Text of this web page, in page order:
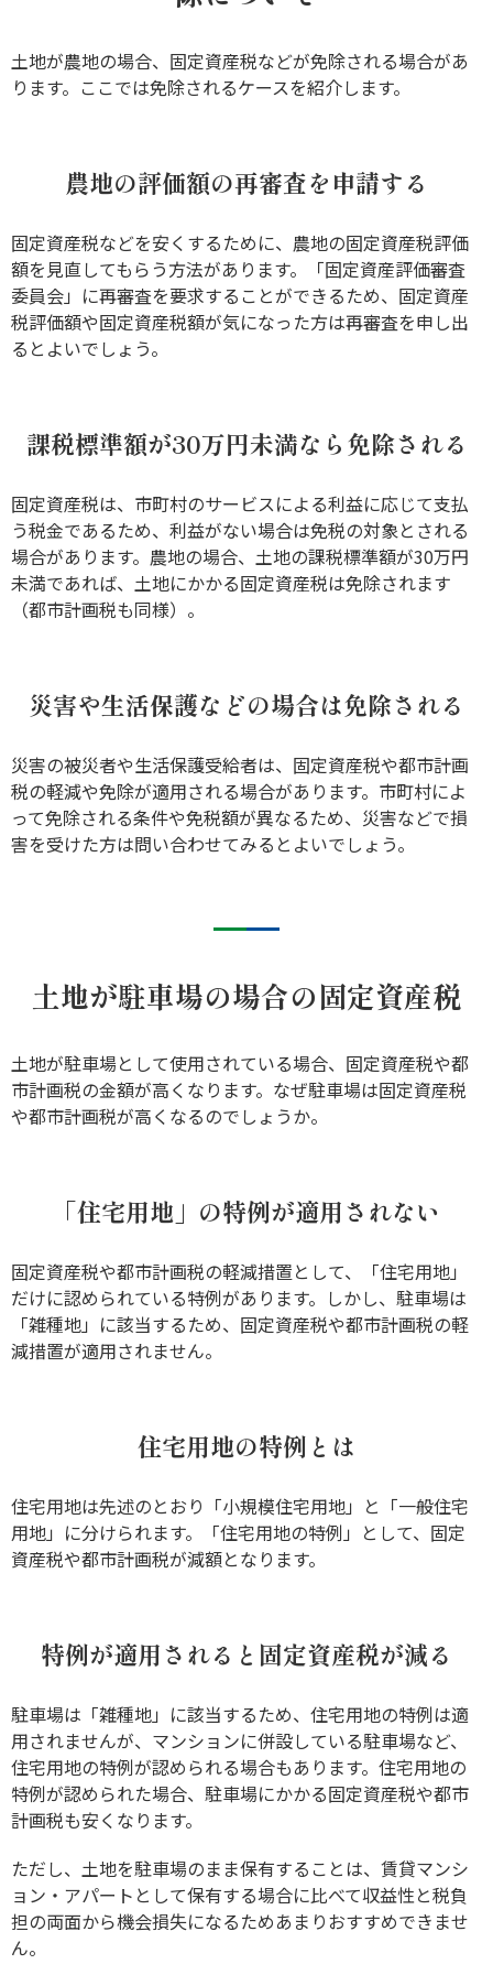
土地が農地の場合、固定資産税などが免除される場合があ
ります。ここでは免除されるケースを紹介します。
農地の評価額の再審査を申請する
固定資産税などを安くするために、農地の固定資産税評価
額を見直してもらう方法があります。「固定資産評価審査
委員会」に再審査を要求することができるため、固定資産
税評価額や固定資産税額が気になった方は再審査を申し出
るとよいでしょう。
課税標準額が30万円未満なら免除される
固定資産税は、市町村のサービスによる利益に応じて支払
う税金であるため、利益がない場合は免税の対象とされる
場合があります。農地の場合、土地の課税標準額が30万円
未満であれば、土地にかかる固定資産税は免除されます
（都市計画税も同様）。
災害や生活保護などの場合は免除される
災害の被災者や生活保護受給者は、固定資産税や都市計画
税の軽減や免除が適用される場合があります。市町村によ
って免除される条件や免税額が異なるため、災害などで損
害を受けた方は問い合わせてみるとよいでしょう。
土地が駐車場の場合の固定資産税
土地が駐車場として使用されている場合、固定資産税や都
市計画税の金額が高くなります。なぜ駐車場は固定資産税
や都市計画税が高くなるのでしょうか。
「住宅用地」の特例が適用されない
固定資産税や都市計画税の軽減措置として、「住宅用地」
だけに認められている特例があります。しかし、駐車場は
「雑種地」に該当するため、固定資産税や都市計画税の軽
減措置が適用されません。
住宅用地の特例とは
住宅用地は先述のとおり「小規模住宅用地」と「一般住宅
用地」に分けられます。「住宅用地の特例」として、固定
資産税や都市計画税が減額となります。
特例が適用されると固定資産税が減る
駐車場は「雑種地」に該当するため、住宅用地の特例は適
用されませんが、マンションに併設している駐車場など、
住宅用地の特例が認められる場合もあります。住宅用地の
特例が認められた場合、駐車場にかかる固定資産税や都市
計画税も安くなります。
ただし、土地を駐車場のまま保有することは、賃貸マンシ
ョン・アパートとして保有する場合に比べて収益性と税負
担の両面から機会損失になるためあまりおすすめできませ
ん。